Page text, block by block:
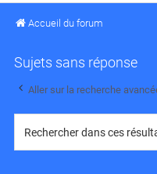
Accueil du forum
Sujets sans réponse
Aller sur la recherche